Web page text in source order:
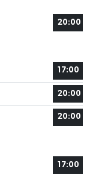
20:00
17:00
20:00
20:00
17:00